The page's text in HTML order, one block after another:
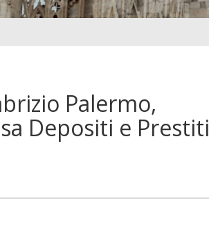
Palermo,
Depositi e Prestiti